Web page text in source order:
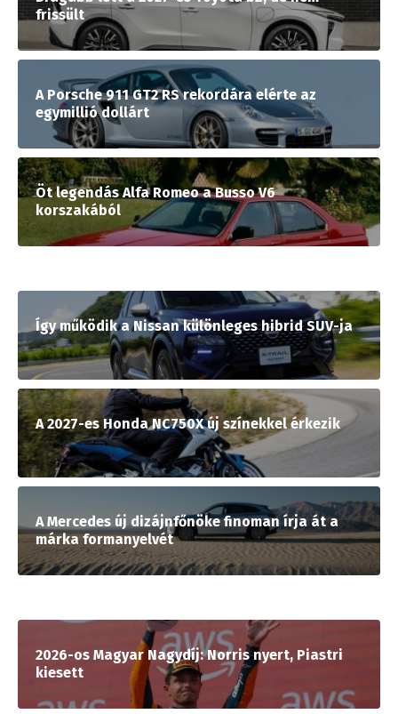
frissült
A Porsche 911 GT2 RS rekordára elérte az
egymillió dollárt
Öt legendás Alfa Romeo a Busso V6
korszakából
Így működik a Nissan különleges hibrid SUV-ja
A 2027-es Honda NC750X új színekkel érkezik
A Mercedes új dizájnfőnöke finoman írja át a
márka formanyelvét
2026-os Magyar Nagydíj: Norris nyert, Piastri
kiesett